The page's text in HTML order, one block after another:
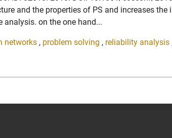
and the properties of PS and increases the
on the one hand...
networks , problem solving , reliability analysis